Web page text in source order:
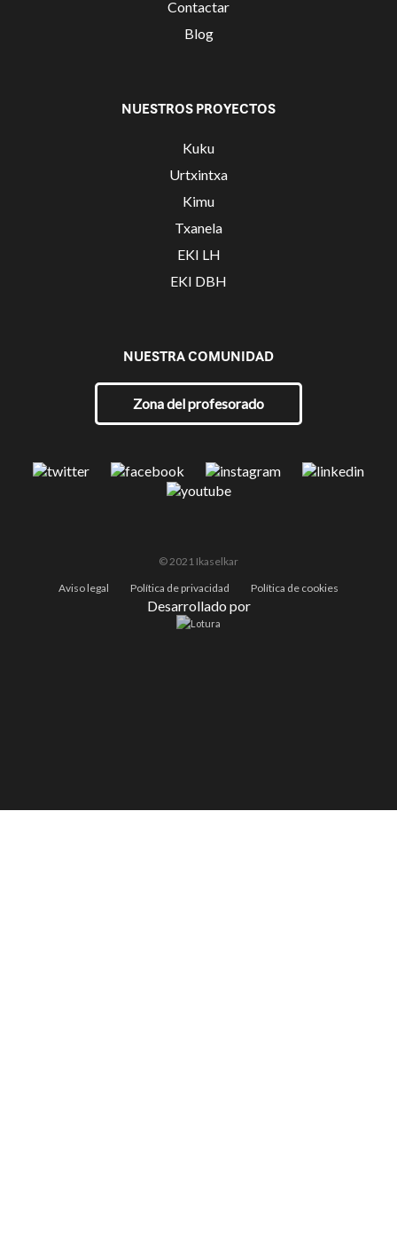
Contactar
Blog
NUESTROS PROYECTOS
Kuku
Urtxintxa
Kimu
Txanela
EKI LH
EKI DBH
NUESTRA COMUNIDAD
Zona del profesorado
Aviso legal Política de privacidad Política de cookies
© 2021 Ikaselkar
Desarrollado por